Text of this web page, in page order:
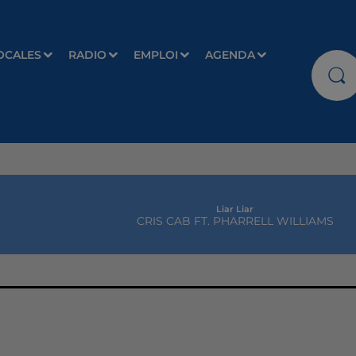
RADIO EMPLOI AGENDA
Liar Liar
CRIS CAB FT. PHARRELL WILLIAMS